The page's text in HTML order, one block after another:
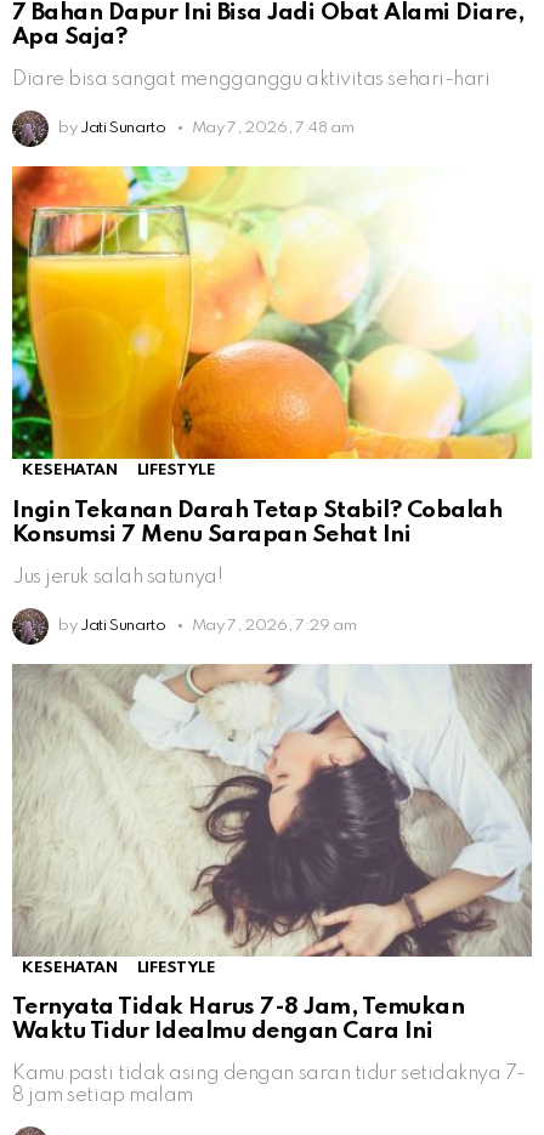
7 Bahan Dapur Ini Bisa Jadi Obat Alami Diare,
Apa Saja?
Diare bisa sangat mengganggu aktivitas sehari-hari
by Jati Sunarto May 7, 2026, 7:48 am
KESEHATAN LIFESTYLE
Ingin Tekanan Darah Tetap Stabil? Cobalah
Konsumsi 7 Menu Sarapan Sehat Ini
Jus jeruk salah satunya!
by Jati Sunarto May 7, 2026, 7:29 am
KESEHATAN LIFESTYLE
Ternyata Tidak Harus 7-8 Jam, Temukan
Waktu Tidur Idealmu dengan Cara Ini
Kamu pasti tidak asing dengan saran tidur setidaknya 7-
8 jam setiap malam